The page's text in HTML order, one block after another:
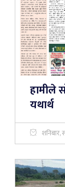
हामीले
यथार्थ
शनिबार,